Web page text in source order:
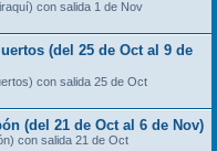
con salida 1 de Nov
(del 25 de Oct al 9 de
con salida 25 de Oct
(del 21 de Oct al 6 de Nov)
con salida 21 de Oct